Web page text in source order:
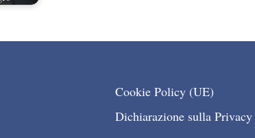
Cookie Policy (UE)
Dichiarazione sulla